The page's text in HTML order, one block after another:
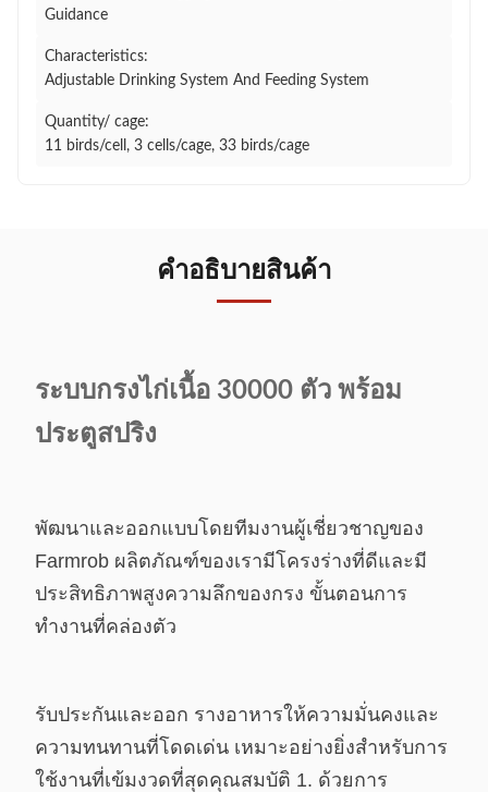
Guidance
Characteristics:
Adjustable Drinking System And Feeding System
Quantity/ cage:
11 birds/cell, 3 cells/cage, 33 birds/cage
คําอธิบายสินค้า
ระบบกรงไก่เนื้อ 30000 ตัว พร้อม
ประตูสปริง
พัฒนาและออกแบบโดยทีมงานผู้เชี่ยวชาญของ
Farmrob ผลิตภัณฑ์ของเรามีโครงร่างที่ดีและมี
ประสิทธิภาพสูงความลึกของกรง ขั้นตอนการ
ทำงานที่คล่องตัว
รับประกันและออก รางอาหารให้ความมั่นคงและ
ความทนทานที่โดดเด่น เหมาะอย่างยิ่งสำหรับการ
ใช้งานที่เข้มงวดที่สุดคุณสมบัติ 1. ด้วยการ